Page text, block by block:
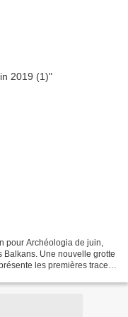
pour Archéologia de juin,
Une nouvelle grotte
les premières traces